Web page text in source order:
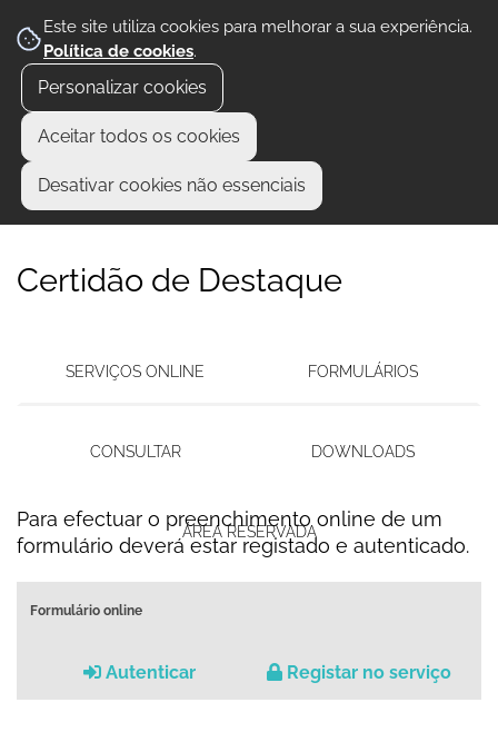
Este site utiliza cookies para melhorar a sua experiência.
Política de cookies.
Personalizar cookies
Aceitar todos os cookies
Desativar cookies não essenciais
Certidão de Destaque
SERVIÇOS ONLINE FORMULÁRIOS
CONSULTAR DOWNLOADS
ÁREA RESERVADA
Para efectuar o preenchimento online de um
formulário deverá estar registado e autenticado.
Formulário online
Autenticar Registar no serviço